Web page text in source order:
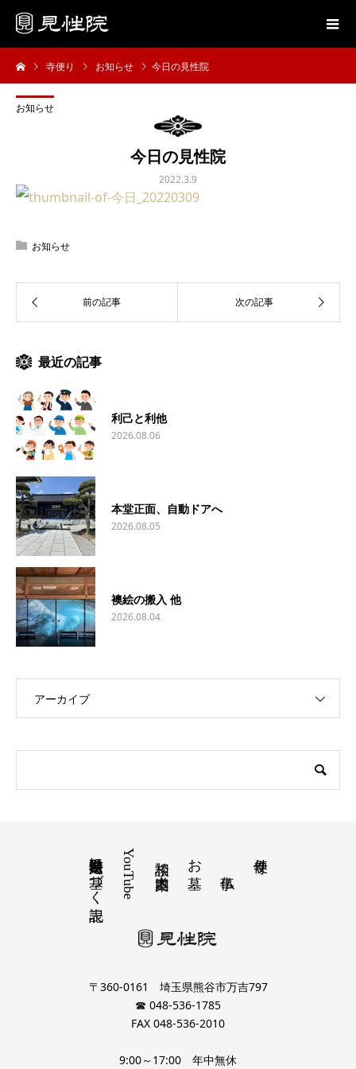
寺便り お知らせ 今日の見性院
お知らせ
今日の見性院
2022.3.9
お知らせ
最近の記事
利己と利他
2026.08.06
本堂正面、自動ドアへ
2026.08.05
襖絵の搬入 他
2026.08.04
アーカイブ
寺便り
お墓
YouTube
特定商取引法に基づく表記
〒360-0161 埼玉県熊谷市万吉797
☎ 048-536-1785
FAX 048-536-2010
9:00～17:00 年中無休